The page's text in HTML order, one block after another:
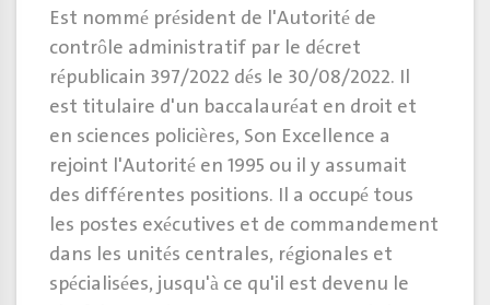
Est nommé président de l'Autorité de
contrôle administratif par le décret
républicain 397/2022 dés le 30/08/2022. Il
est titulaire d'un baccalauréat en droit et
en sciences policières, Son Excellence a
rejoint l'Autorité en 1995 ou il y assumait
des différentes positions. Il a occupé tous
les postes exécutives et de commandement
dans les unités centrales, régionales et
spécialisées, jusqu'à ce qu'il est devenu le